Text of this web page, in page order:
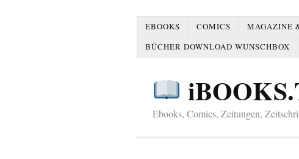
EBOOKS COMICS MAGAZINE
BÜCHER DOWNLOAD WUNSCHBOX
Ebooks, Comics, Zeitungen,